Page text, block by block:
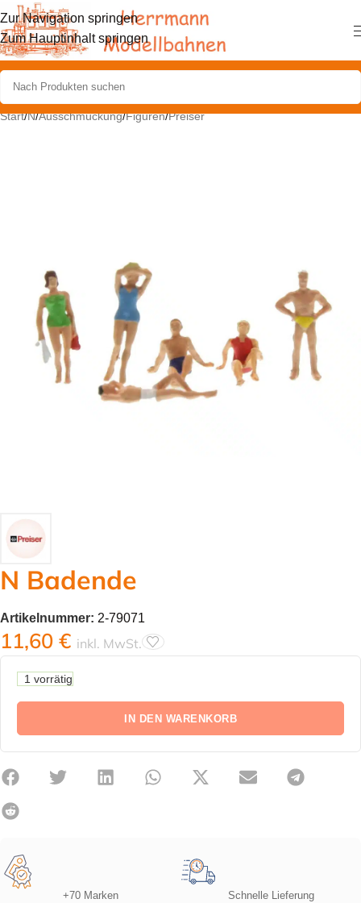
Zur Navigation springen
Zum Hauptinhalt springen
Start/N/Ausschmückung/Figuren/Preiser
N Badende
Artikelnummer: 2-79071
11,60 € inkl. MwSt.
1 vorrätig
IN DEN WARENKORB
+70 Marken Schnelle Lieferung